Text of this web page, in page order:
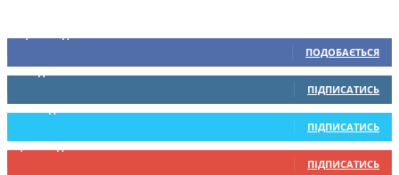
ПОДОБАЄТЬСЯ
0 Підписників
ПІДПИСАТИСЬ
234 Підписників
ПІДПИСАТИСЬ
9,370 Підписників
ПІДПИСАТИСЬ